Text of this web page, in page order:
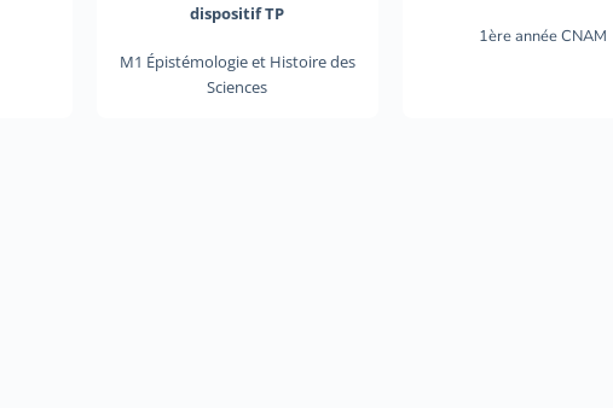
dispositif TP
M1 Épistémologie et Histoire des
Sciences
1ère année CNAM